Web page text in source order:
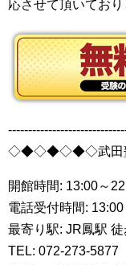
応させて頂いており
◇◆◇◆◇◆◇武
開館時間: 13:00～
電話受付時間:
最寄り駅: JR鳳駅 徒
TEL: 072-273-5877